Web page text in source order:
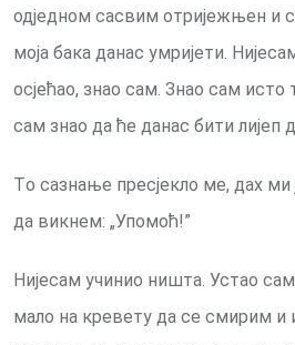
одједном сасвим отријежњен и
моја бака данас умријети.
осјећао, знао сам. Знао сам
сам знао да ће данас бити лијеп
Тo сазнање пресјекло ме, дах ми
да викнем: „Упомоћ!”
Нијесам учинио ништа. Устао
мало на кревету да се смирим и